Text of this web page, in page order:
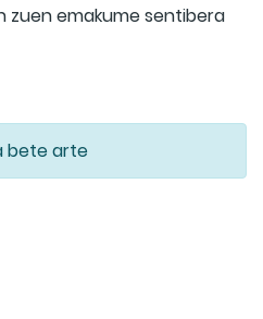
zuen emakume sentibera
bete arte